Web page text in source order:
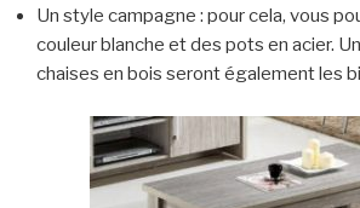
Un style campagne : pour cela, vous
couleur blanche et des pots en acier.
chaises en bois seront également les